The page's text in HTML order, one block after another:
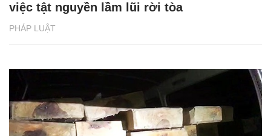
PHÁP LUẬT
việc tật nguyền lầm lũi rời tòa